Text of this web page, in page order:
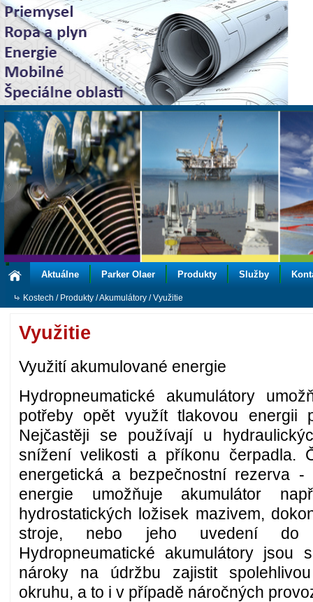
Aktuálne Parker Olaer Produkty Služby
Kostech / Produkty /Akumulátory /Využitie
Využitie
Využití akumulované energie
Hydropneumatické akumulátory
potřeby opět využít tlakovou energii
Nejčastěji se používají u
snížení velikosti a příkonu čerpadla.
energetická a bezpečnostní rezerva
energie umožňuje akumulátor
hydrostatických ložisek mazivem,
stroje, nebo jeho uvedení do
Hydropneumatické akumulátory jsou
nároky na údržbu zajistit
okruhu, a to i v případě náročných